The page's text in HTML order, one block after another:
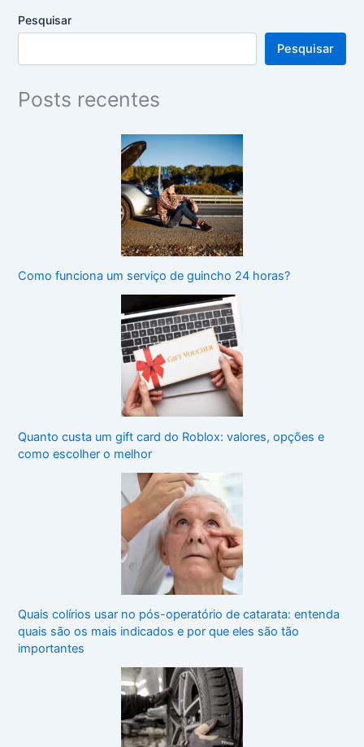
Pesquisar
Pesquisar
Posts recentes
Como funciona um serviço de guincho 24 horas?
Quanto custa um gift card do Roblox: valores, opções e
como escolher o melhor
Quais colírios usar no pós-operatório de catarata: entenda
quais são os mais indicados e por que eles são tão
importantes